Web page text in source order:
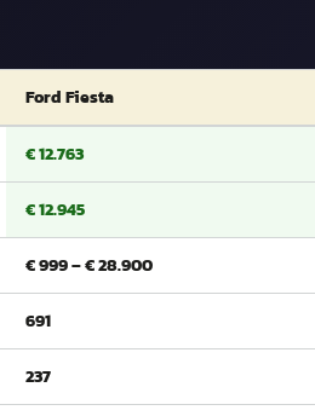
Ford Fiesta
€ 12.763
€ 12.945
€ 999 – € 28.900
691
237